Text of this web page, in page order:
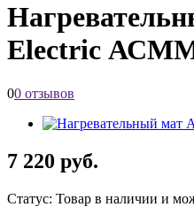
Еlectric
00 отзывов
7 220 руб.
Статус: Товар в наличии и